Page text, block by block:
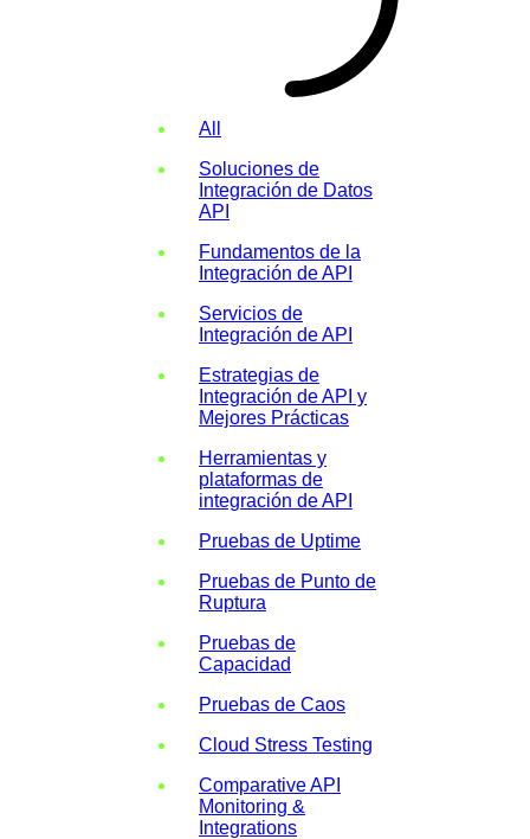
All
Soluciones de
Integración de Datos
API
Fundamentos de la
Integración de API
Servicios de
Integración de API
Estrategias de
Integración de API y
Mejores Prácticas
Herramientas y
plataformas de
integración de API
Pruebas de Uptime
Pruebas de Punto de
Ruptura
Pruebas de
Capacidad
Pruebas de Caos
Cloud Stress Testing
Comparative API
Monitoring &
Integrations